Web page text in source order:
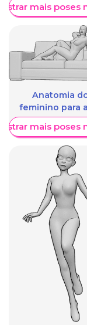
mais poses
Anatomia
feminino para
mais poses